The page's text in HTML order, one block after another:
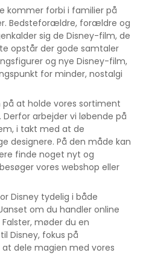
kommer forbi i familier på
Bedsteforældre, forældre og
sig de Disney-film, de
opstår der gode samtaler
og nye Disney-film,
for minder, nostalgi
at holde vores sortiment
arbejder vi løbende på
i takt med at de
designere. På den måde kan
finde noget nyt og
vores webshop eller
Disney tydelig i både
om du handler online
møder du en
Disney, fokus på
dele magien med vores